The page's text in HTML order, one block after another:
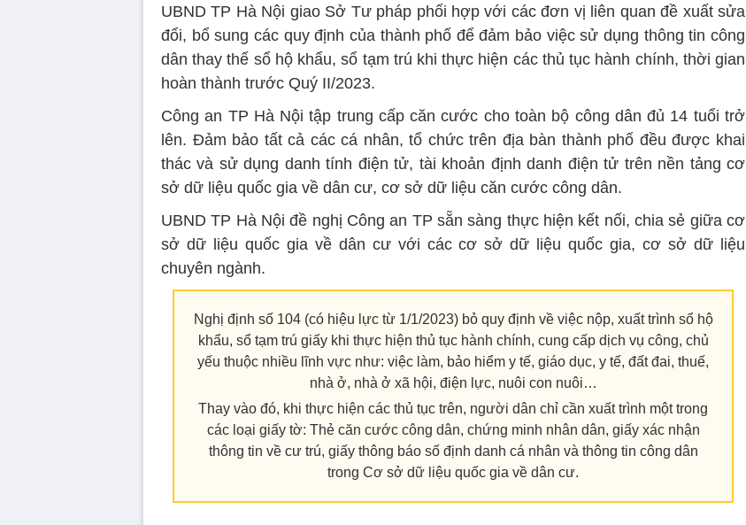
UBND TP Hà Nội giao Sở Tư pháp phối hợp với các đơn vị liên quan đề xuất sửa
đổi, bổ sung các quy định của thành phố để đảm bảo việc sử dụng thông tin công
dân thay thế sổ hộ khẩu, sổ tạm trú khi thực hiện các thủ tục hành chính, thời gian
hoàn thành trước Quý II/2023.
Công an TP Hà Nội tập trung cấp căn cước cho toàn bộ công dân đủ 14 tuổi trở
lên. Đảm bảo tất cả các cá nhân, tổ chức trên địa bàn thành phố đều được khai
thác và sử dụng danh tính điện tử, tài khoản định danh điện tử trên nền tảng cơ
sở dữ liệu quốc gia về dân cư, cơ sở dữ liệu căn cước công dân.
UBND TP Hà Nội đề nghị Công an TP sẵn sàng thực hiện kết nối, chia sẻ giữa cơ
sở dữ liệu quốc gia về dân cư với các cơ sở dữ liệu quốc gia, cơ sở dữ liệu
chuyên ngành.
Nghị định số 104 (có hiệu lực từ 1/1/2023) bỏ quy định về việc nộp, xuất trình sổ hộ
khẩu, sổ tạm trú giấy khi thực hiện thủ tục hành chính, cung cấp dịch vụ công, chủ
yếu thuộc nhiều lĩnh vực như: việc làm, bảo hiểm y tế, giáo dục, y tế, đất đai, thuế,
nhà ở, nhà ở xã hội, điện lực, nuôi con nuôi…
Thay vào đó, khi thực hiện các thủ tục trên, người dân chỉ cần xuất trình một trong
các loại giấy tờ: Thẻ căn cước công dân, chứng minh nhân dân, giấy xác nhận
thông tin về cư trú, giấy thông báo số định danh cá nhân và thông tin công dân
trong Cơ sở dữ liệu quốc gia về dân cư.